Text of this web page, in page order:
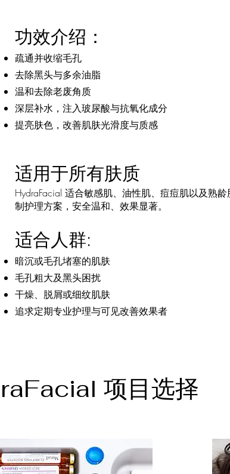
功效介绍：
疏通并收缩毛孔
去除黑头与多余油脂
温和去除老废角质
深层补水，注入玻尿酸与抗氧化成分
提亮肤色，改善肌肤光滑度与质感
适用于所有肤质
HydraFacial 适合敏感肌、油性肌、痘痘肌以及熟
制护理方案，安全温和、效果显著。
适合人群:
暗沉或毛孔堵塞的肌肤
毛孔粗大及黑头困扰
干燥、脱屑或细纹肌肤
追求定期专业护理与可见改善效果者
项目选择